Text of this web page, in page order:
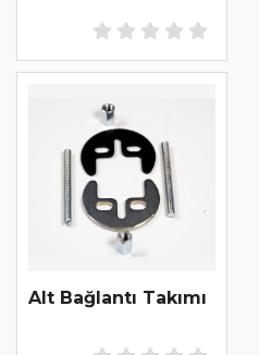
Alt Bağlantı Takımı